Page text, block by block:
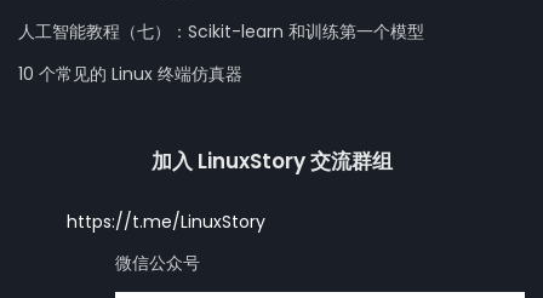
人工智能教程（七）：Scikit-learn 和训练第一个模型
10 个常见的 Linux 终端仿真器
加入 LinuxStory 交流群组
https://t.me/LinuxStory
微信公众号